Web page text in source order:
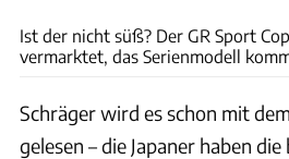
Ist der nicht süß? Der GR Sport
vermarktet, das Serienmodell
Schräger wird es schon mit dem
gelesen – die Japaner haben